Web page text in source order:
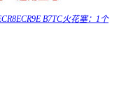
B7TC火花塞：1个